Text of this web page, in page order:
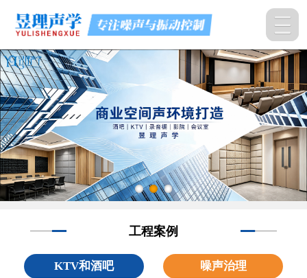
工程案例
KTV和酒吧 噪声治理